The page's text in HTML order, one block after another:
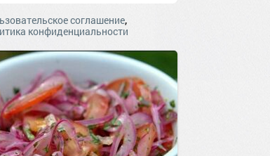
соглашение,
конфиденциальности